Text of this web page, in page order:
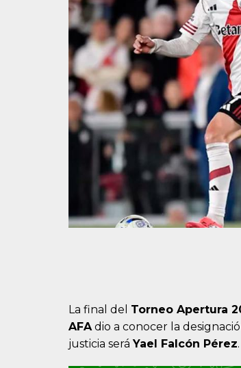
La final del Torneo Apertura
AFAdio a conocer la
justicia seráYael Falcón Pérez.